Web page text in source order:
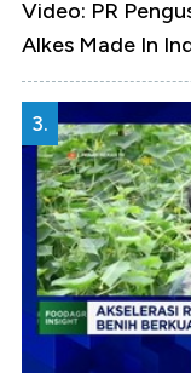
Video: PR
Alkes Made In
3.